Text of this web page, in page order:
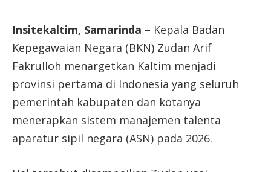
Insitekaltim, Samarinda – Kepala Badan
Kepegawaian Negara (BKN) Zudan Arif
Fakrulloh menargetkan Kaltim menjadi
provinsi pertama di Indonesia yang seluruh
pemerintah kabupaten dan kotanya
menerapkan sistem manajemen talenta
aparatur sipil negara (ASN) pada 2026.